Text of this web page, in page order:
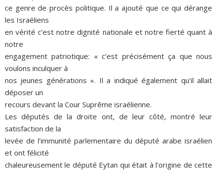
ce genre de procès politique. Il a ajouté que ce qui dérange
les Israéliens
en vérité c’est notre dignité nationale et notre fierté quant à
notre
engagement patriotique: « c’est précisément ça que nous
voulons inculquer à
nos jeunes générations ». Il a indiqué également qu’il allait
déposer un
recours devant la Cour Suprême israélienne.
Les députés de la droite ont, de leur côté, montré leur
satisfaction de la
levée de l’immunité parlementaire du député arabe israélien
et ont félicité
chaleureusement le député Eytan qui était à l’origine de cette